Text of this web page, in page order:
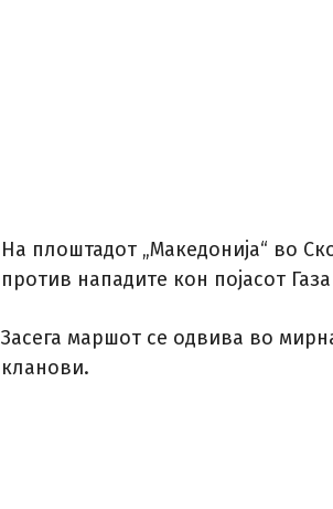
На плоштадот „Македонија“ во
против нападите кон појасот
Засега маршот се одвива во
кланови.